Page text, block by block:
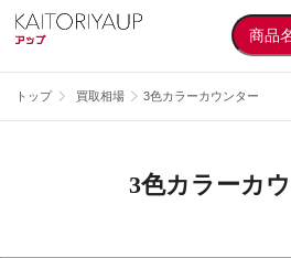
トップ 買取相場 3色カラーカウンター
3色カラーカ